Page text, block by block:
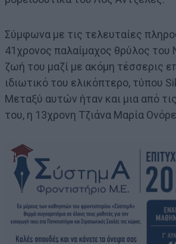
Σύμφωνα με τις τελευταίες
41χρονος παλαίμαχος θρύλος του
ζωή του μαζί με ακόμη τέσσερις
ιδιωτικό του ελικόπτερο, τύπου
Μεταξύ αυτών ήταν και μια από
του, η 13χρονη Τζιάνα Μαρία